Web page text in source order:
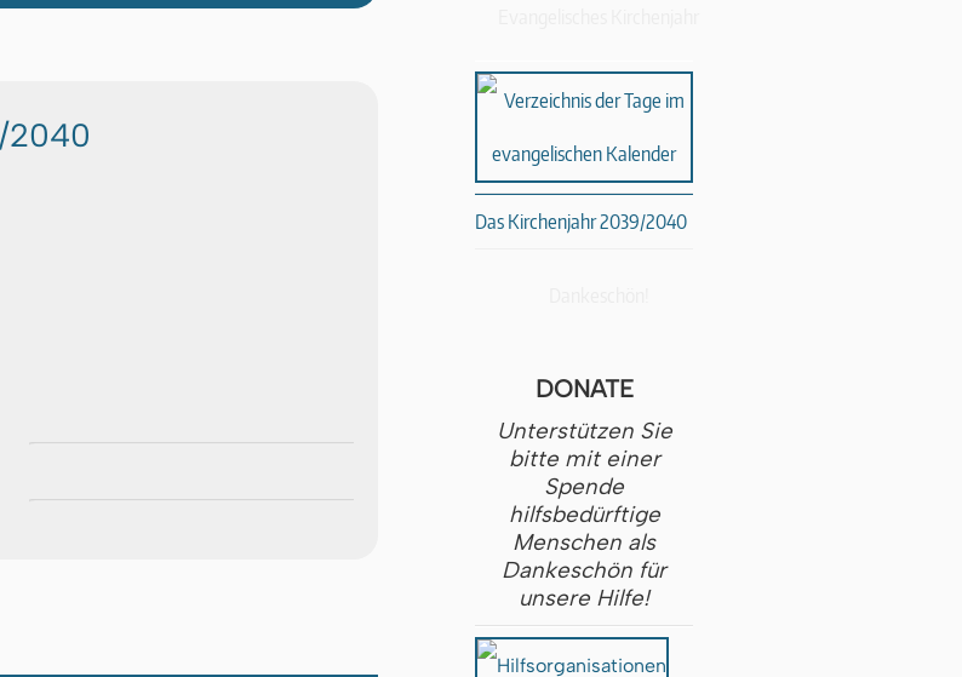
2040
Das Kirchenjahr 2039/2040
DONATE
Unterstützen Sie
bitte mit einer
Spende
hilfsbedürftige
Menschen als
Dankeschön für
unsere Hilfe!